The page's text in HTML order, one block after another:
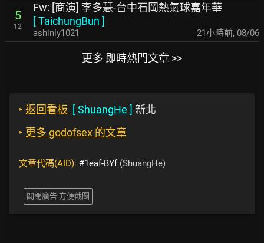
5
12
Fw: [商演] 李多慧-台中石岡熱氣球嘉年華
[TaichungBun ]
ashinly1021 21小時前, 08/06
更多 即時熱門文章 >>
‣ 返回看板 [ShuangHe ] 新北
‣ 更多 godofsex 的文章
文章代碼(AID): #1eaf-BYf(ShuangHe)
關閉廣告 方便截圖